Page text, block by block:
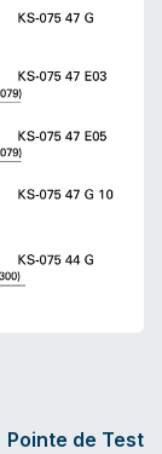
Pointe de Test